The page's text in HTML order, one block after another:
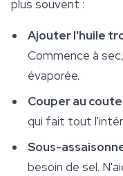
plus souvent :
Ajouter l'huile
Commence à
évaporée.
Couper au
qui fait tout
Sous-
besoin de sel.